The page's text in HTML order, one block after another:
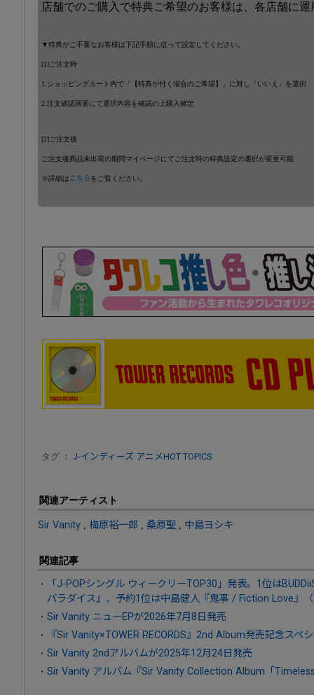
店舗でのご購入で特典ご希望のお客様は、各店舗に
▼特典がご不要なお客様は下記手順に従って設定してください。
[1]ご注文時
1.ショッピングカート内で「【特典が付く場合のご希望】」に対し「いいえ」を選択
2.注文確認画面にて選択内容を確認の上購入確定
[2]ご注文後
ご注文後商品未出荷の期間マイページにてご注文時の特典設定の選択が変更可能
※詳細は こちらをご覧ください。
タグ ： J-インディーズ アニメHOT TOPICS
関連アーティスト
Sir Vanity 梅原裕一郎 桑原聖 中島ヨシキ
関連記事
「J-POPシングル ウィークリーTOP30」発表。1位は
パラダイス』、予約1位は中島健人『鬼事 / Fiction Love』
Sir Vanity ニューEPが2026年7月8日発売
『Sir Vanity×TOWER RECORDS』2nd Album発売記念スペ
Sir Vanity 2ndアルバムが2025年12月24日発売
Sir Vanity アルバム『Sir Vanity Collection Album「